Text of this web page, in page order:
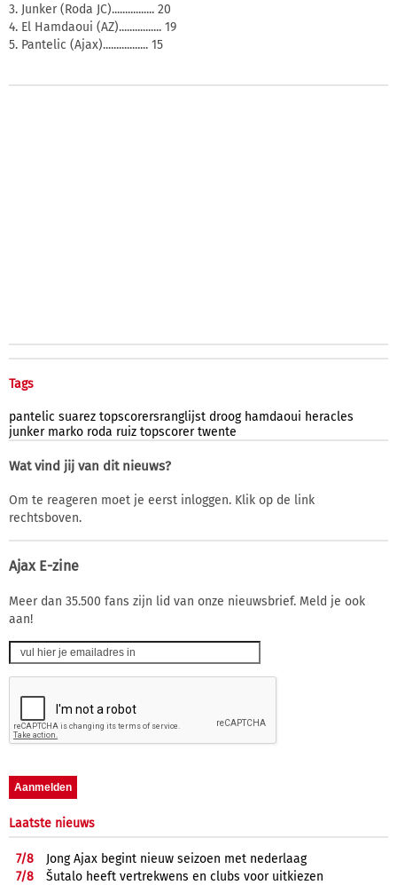
3. Junker (Roda JC)................ 20
4. El Hamdaoui (AZ)................ 19
5. Pantelic (Ajax)................. 15
Tags
pantelic suarez topscorersranglijst droog hamdaoui heracles
junker marko roda ruiz topscorer twente
Wat vind jij van dit nieuws?
Om te reageren moet je eerst inloggen. Klik op de link
rechtsboven.
Ajax E-zine
Meer dan 35.500 fans zijn lid van onze nieuwsbrief. Meld je ook
aan!
Laatste nieuws
7/8
Jong Ajax begint nieuw seizoen met nederlaag
7/8
Šutalo heeft vertrekwens en clubs voor uitkiezen